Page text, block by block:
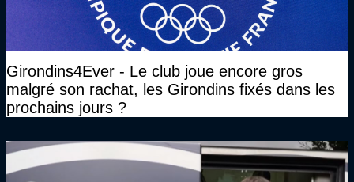
Girondins4Ever - Le club joue encore gros
malgré son rachat, les Girondins fixés dans les
prochains jours ?